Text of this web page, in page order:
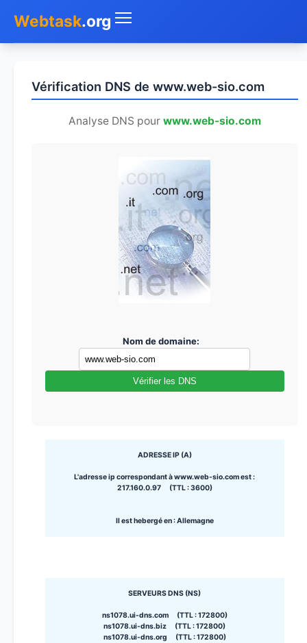
Webtask.org
Whois
Vérification DNS de www.web-sio.com
Analyse DNS pour www.web-sio.com
Nom de domaine:
Vérifier les DNS
ADRESSE IP (A)
L'adresse ip correspondant à www.web-sio.com est :
217.160.0.97 (TTL : 3600)
Il est hebergé en : Allemagne
SERVEURS DNS (NS)
ns1078.ui-dns.com (TTL : 172800)
ns1078.ui-dns.biz (TTL : 172800)
ns1078.ui-dns.org (TTL : 172800)